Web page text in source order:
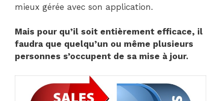
mieux gérée avec son application.
Mais pour qu’il soit entièrement efficace, il
faudra que quelqu’un ou même plusieurs
personnes s’occupent de sa mise à jour.